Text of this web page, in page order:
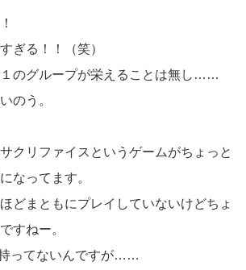
ぎる！！（笑）
のグループが栄えることは無し……
のう。
クリファイスというゲームがちょっと
なってます。
どまともにプレイしていないけどちょ
すねー。
ってないんですが……